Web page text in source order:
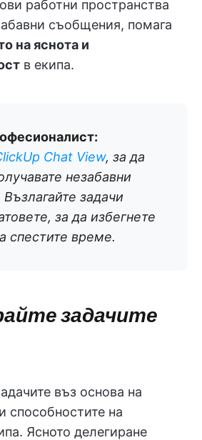
работни пространства
съобщения, помага
на яснота и
в екипа.
Chat View, за да
незабавни
задачи
за да избегнете
спестите време.
задачите
въз основа на
способностите на
Ясното делегиране